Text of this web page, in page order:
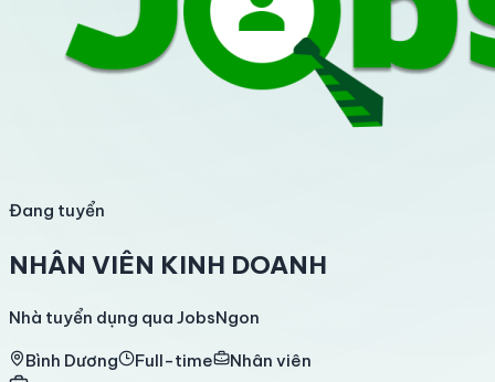
Đang tuyển
NHÂN VIÊN KINH DOANH
Nhà tuyển dụng qua JobsNgon
Bình Dương Full-time Nhân viên